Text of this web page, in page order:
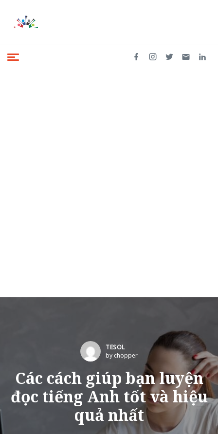
TESOL
by chopper
Các cách giúp bạn luyện
đọc tiếng Anh tốt và hiệu
quả nhất